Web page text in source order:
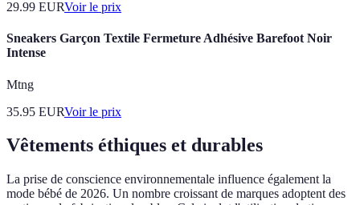
29.99 EURVoir le prix
Sneakers Garçon Textile Fermeture Adhésive Barefoot Noir
Intense
Mtng
35.95 EURVoir le prix
Vêtements éthiques et durables
La prise de conscience environnementale influence également la
mode bébé de 2026. Un nombre croissant de marques adoptent des